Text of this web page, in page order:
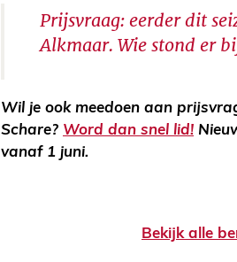
Prijsvraag: eerder dit
Alkmaar. Wie stond er
Wil je ook meedoen aan
Schare? Word dan snel lid!
vanaf 1 juni.
Bekijk alle